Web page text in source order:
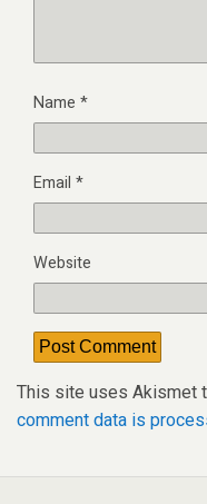
Name *
Email *
Website
This site uses Akismet
comment data is